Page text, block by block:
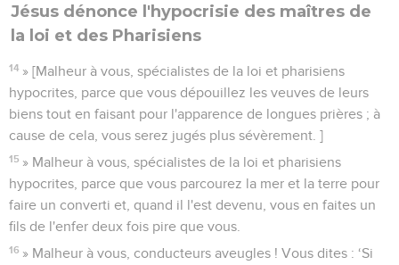
Jésus dénonce l'hypocrisie des maîtres de
la loi et des Pharisiens
14 » [Malheur à vous, spécialistes de la loi et pharisiens
hypocrites, parce que vous dépouillez les veuves de leurs
biens tout en faisant pour l'apparence de longues prières ; à
cause de cela, vous serez jugés plus sévèrement. ]
15 » Malheur à vous, spécialistes de la loi et pharisiens
hypocrites, parce que vous parcourez la mer et la terre pour
faire un converti et, quand il l'est devenu, vous en faites un
fils de l'enfer deux fois pire que vous.
16 » Malheur à vous, conducteurs aveugles ! Vous dites : ‘Si